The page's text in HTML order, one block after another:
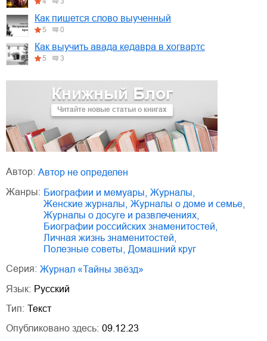
Книжный Блог
Читайте новые статьи о книгах
Как пишется слово выученный
5 0
Как выучить авада кедавра в хогвартс
5 3
Автор:
Автор не определен
Жанры:
биографии и мемуары журналы
женские журналы
журналы о доме и семье
журналы о досуге и развлечениях
биографии российских знаменитостей
личная жизнь знаменитостей
полезные советы
домашний круг
Серия:
Журнал «Тайны звёзд»
Язык: Русский
Тип: Текст
Опубликовано здесь: 09.12.23